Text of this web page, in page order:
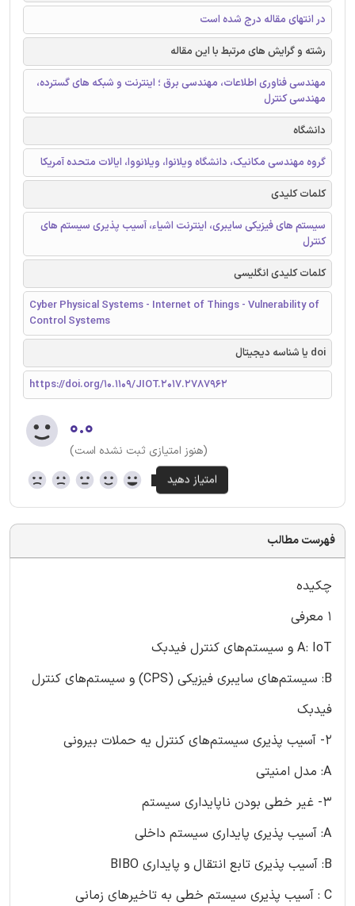
در انتهای مقاله درج شده است
رشته و گرایش های مرتبط با این مقاله
مهندسی فناوری اطلاعات، مهندسی برق ؛ اینترنت و شبکه های گسترده،
مهندسی کنترل
دانشگاه
گروه مهندسی مکانیک، دانشگاه ویلانوا، ویلانووا، ایالات متحده آمریکا
کلمات کلیدی
سیستم های فیزیکی سایبری، اینترنت اشیاء، آسیب پذیری سیستم های
کنترل
کلمات کلیدی انگلیسی
Cyber Physical Systems - Internet of Things - Vulnerability of
Control Systems
doi یا شناسه دیجیتال
https://doi.org/10.1109/JIOT.2017.2787962
۰.۰
(هنوز امتیازی ثبت نشده است)
فهرست مطالب
چکیده
1 معرفی
A: IoT و سیستم‌های کنترل فیدبک
B: سیستم‌های سایبری فیزیکی (CPS) و سیستم‌های کنترل
فیدبک
2- آسیب پذیری سیستم‌های کنترل یه حملات بیرونی
A: مدل امنیتی
3- غیر خطی بودن ناپایداری سیستم
A: آسیب پذیری پایداری سیستم داخلی
B: آسیب پذیری تابع انتقال و پایداری BIBO
C : آسیب پذیری سیستم خطی به تاخیرهای زمانی